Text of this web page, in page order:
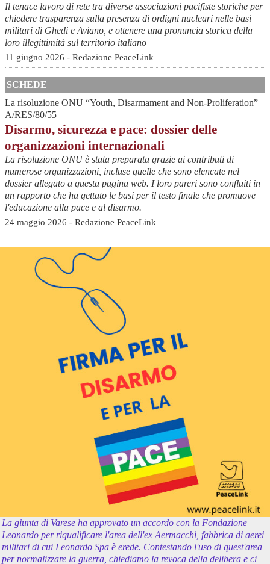
Il tenace lavoro di rete tra diverse associazioni pacifiste storiche per
chiedere trasparenza sulla presenza di ordigni nucleari nelle basi
militari di Ghedi e Aviano, e ottenere una pronuncia storica della
loro illegittimità sul territorio italiano
11 giugno 2026 - Redazione PeaceLink
SCHEDE
La risoluzione ONU “Youth, Disarmament and Non-Proliferation”
A/RES/80/55
Disarmo, sicurezza e pace: dossier delle
organizzazioni internazionali
La risoluzione ONU è stata preparata grazie ai contributi di
numerose organizzazioni, incluse quelle che sono elencate nel
dossier allegato a questa pagina web. I loro pareri sono confluiti in
un rapporto che ha gettato le basi per il testo finale che promuove
l'educazione alla pace e al disarmo.
24 maggio 2026 - Redazione PeaceLink
La giunta di Varese ha approvato un accordo con la Fondazione
Leonardo per riqualificare l'area dell'ex Aermacchi, fabbrica di aerei
militari di cui Leonardo Spa è erede. Contestando l'uso di quest'area
per normalizzare la guerra, chiediamo la revoca della delibera e ci